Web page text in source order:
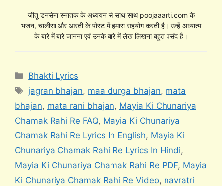
जीतू डनसेना स्नातक के अध्ययन से साथ साथ poojaaarti.com के
भजन, चालीसा और आरती के पोस्ट में हमारा सहयोग करती है। उन्हें अध्यात्म
के बारे में बारे जानना एवं उनके बारे में लेख लिखना बहुत पसंद है।
Categories
Bhakti Lyrics
Tags
jagran bhajan, maa durga bhajan, mata
bhajan, mata rani bhajan, Mayia Ki Chunariya
Chamak Rahi Re FAQ, Mayia Ki Chunariya
Chamak Rahi Re Lyrics In English, Mayia Ki
Chunariya Chamak Rahi Re Lyrics In Hindi,
Mayia Ki Chunariya Chamak Rahi Re PDF, Mayia
Ki Chunariya Chamak Rahi Re Video, navratri